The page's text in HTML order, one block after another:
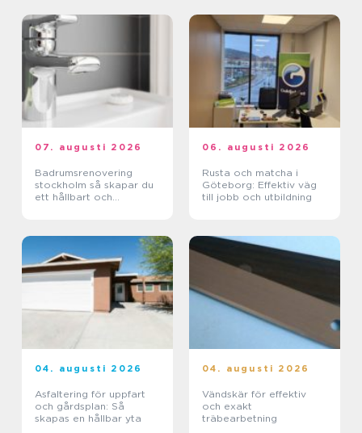
07. augusti 2026
Badrumsrenovering
stockholm så skapar du
ett hållbart och
06. augusti 2026
Rusta och matcha i
Göteborg: Effektiv väg
till jobb och utbildning
04. augusti 2026
Asfaltering för uppfart
och gårdsplan: Så
skapas en hållbar yta
04. augusti 2026
Vändskär för effektiv
och exakt
träbearbetning